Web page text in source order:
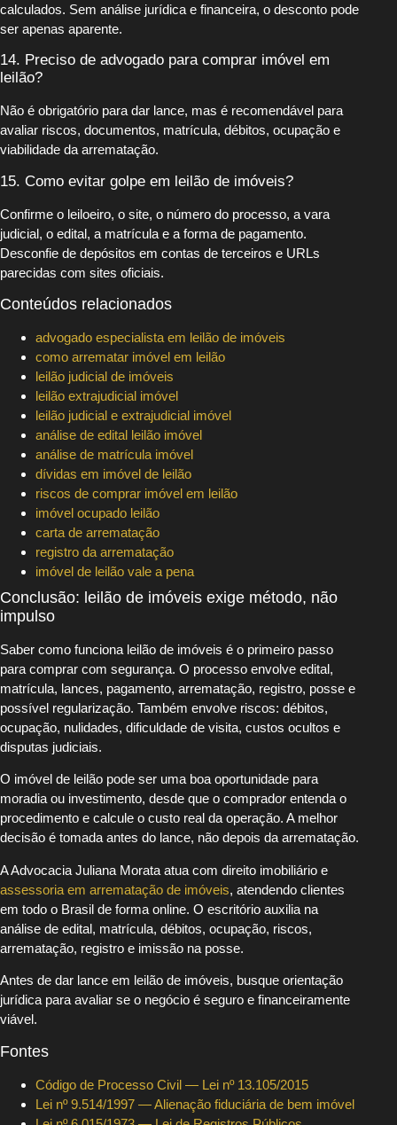
calculados. Sem análise jurídica e financeira, o desconto pode
ser apenas aparente.
14. Preciso de advogado para comprar imóvel em
leilão?
Não é obrigatório para dar lance, mas é recomendável para
avaliar riscos, documentos, matrícula, débitos, ocupação e
viabilidade da arrematação.
15. Como evitar golpe em leilão de imóveis?
Confirme o leiloeiro, o site, o número do processo, a vara
judicial, o edital, a matrícula e a forma de pagamento.
Desconfie de depósitos em contas de terceiros e URLs
parecidas com sites oficiais.
Conteúdos relacionados
advogado especialista em leilão de imóveis
como arrematar imóvel em leilão
leilão judicial de imóveis
leilão extrajudicial imóvel
leilão judicial e extrajudicial imóvel
análise de edital leilão imóvel
análise de matrícula imóvel
dívidas em imóvel de leilão
riscos de comprar imóvel em leilão
imóvel ocupado leilão
carta de arrematação
registro da arrematação
imóvel de leilão vale a pena
Conclusão: leilão de imóveis exige método, não
impulso
Saber como funciona leilão de imóveis é o primeiro passo
para comprar com segurança. O processo envolve edital,
matrícula, lances, pagamento, arrematação, registro, posse e
possível regularização. Também envolve riscos: débitos,
ocupação, nulidades, dificuldade de visita, custos ocultos e
disputas judiciais.
O imóvel de leilão pode ser uma boa oportunidade para
moradia ou investimento, desde que o comprador entenda o
procedimento e calcule o custo real da operação. A melhor
decisão é tomada antes do lance, não depois da arrematação.
A Advocacia Juliana Morata atua com direito imobiliário e
assessoria em arrematação de imóveis, atendendo clientes
em todo o Brasil de forma online. O escritório auxilia na
análise de edital, matrícula, débitos, ocupação, riscos,
arrematação, registro e imissão na posse.
Antes de dar lance em leilão de imóveis, busque orientação
jurídica para avaliar se o negócio é seguro e financeiramente
viável.
Fontes
Código de Processo Civil — Lei nº 13.105/2015
Lei nº 9.514/1997 — Alienação fiduciária de bem imóvel